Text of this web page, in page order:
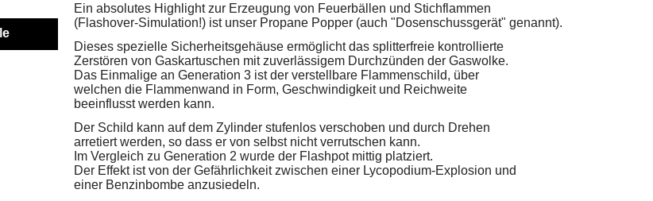
Ein absolutes Highlight zur Erzeugung von Feuerbällen und Stichflammen
(Flashover-Simulation!) ist unser Propane Popper (auch "Dosenschussgerät" genannt).
Dieses spezielle Sicherheitsgehäuse ermöglicht das splitterfreie kontrollierte
Zerstören von Gaskartuschen mit zuverlässigem Durchzünden der Gaswolke.
Das Einmalige an Generation 3 ist der verstellbare Flammenschild, über
welchen die Flammenwand in Form, Geschwindigkeit und Reichweite
beeinflusst werden kann.
Der Schild kann auf dem Zylinder stufenlos verschoben und durch Drehen
arretiert werden, so dass er von selbst nicht verrutschen kann.
Im Vergleich zu Generation 2 wurde der Flashpot mittig platziert.
Der Effekt ist von der Gefährlichkeit zwischen einer Lycopodium-Explosion und
einer Benzinbombe anzusiedeln.